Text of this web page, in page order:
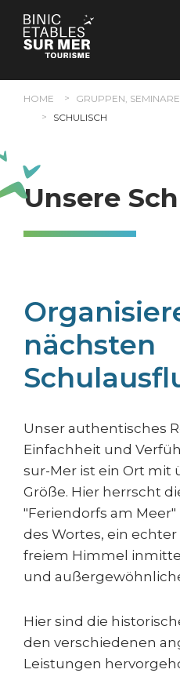
Cookie-Einstellungen
HOME
GRUPPEN,
SCHULISCH
Unsere
nächsten
Unser authentisches
Einfachheit und
sur-Mer ist ein Ort mit
Größe. Hier herrscht
"Feriendorfs am
des Wortes, ein
freiem Himmel
und
Hier sind die
den verschiedenen
Leistungen